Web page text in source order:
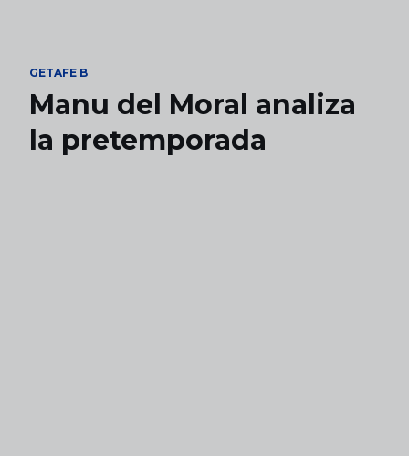
GETAFE B
Manu del Moral analiza
la pretemporada